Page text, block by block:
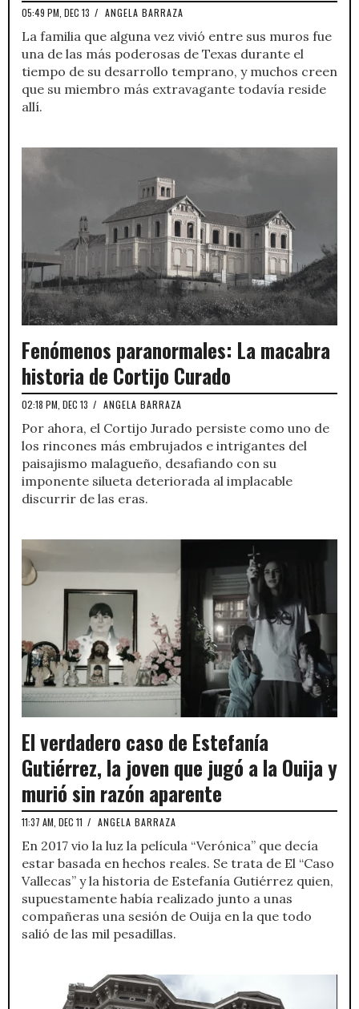
05:49 PM, DEC 13 / ANGELA BARRAZA
La familia que alguna vez vivió entre sus muros fue
una de las más poderosas de Texas durante el
tiempo de su desarrollo temprano, y muchos creen
que su miembro más extravagante todavía reside
allí.
Fenómenos paranormales: La macabra
historia de Cortijo Curado
02:18 PM, DEC 13 / ANGELA BARRAZA
Por ahora, el Cortijo Jurado persiste como uno de
los rincones más embrujados e intrigantes del
paisajismo malagueño, desafiando con su
imponente silueta deteriorada al implacable
discurrir de las eras.
El verdadero caso de Estefanía
Gutiérrez, la joven que jugó a la Ouija y
murió sin razón aparente
11:37 AM, DEC 11 / ANGELA BARRAZA
En 2017 vio la luz la película “Verónica” que decía
estar basada en hechos reales. Se trata de El “Caso
Vallecas” y la historia de Estefanía Gutiérrez quien,
supuestamente había realizado junto a unas
compañeras una sesión de Ouija en la que todo
salió de las mil pesadillas.